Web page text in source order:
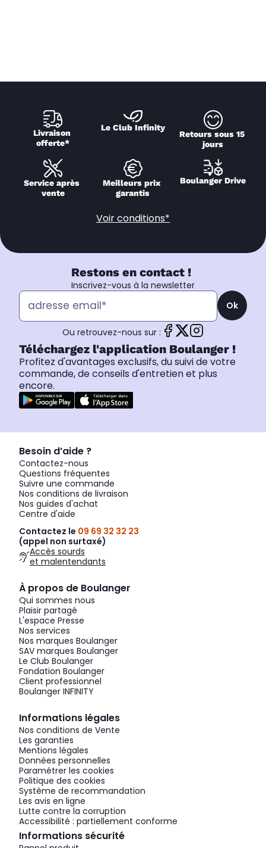
Livraison
offerte*
Le Club Infinity
Retours sous 15
jours
Service après
vente
Meilleurs prix
garantis
Boulanger Drive
Voir conditions*
Restons en contact !
Inscrivez-vous à la newsletter
Ok
Ou retrouvez-nous sur :
Téléchargez l'application Boulanger !
Profitez d'avantages exclusifs, du suivi de votre
commande, de conseils d'entretien et plus
encore.
Besoin d’aide ?
Contactez-nous
Questions fréquentes
Suivre une commande
Nos conditions de livraison
Nos guides d'achat
Centre d'aide
Contactez le 09 69 32 32 23
(appel non surtaxé)
Accès sourds
et malentendants
À propos de Boulanger
Qui sommes nous
Plaisir partagé
L'espace Presse
Nos services
Nos marques Boulanger
SAV marques Boulanger
Le Club Boulanger
Fondation Boulanger
Client professionnel
Boulanger INFINITY
Informations légales
Nos conditions de Vente
Les garanties
Mentions légales
Données personnelles
Paramétrer les cookies
Politique des cookies
Système de recommandation
Les avis en ligne
Lutte contre la corruption
Accessibilité : partiellement conforme
Informations sécurité